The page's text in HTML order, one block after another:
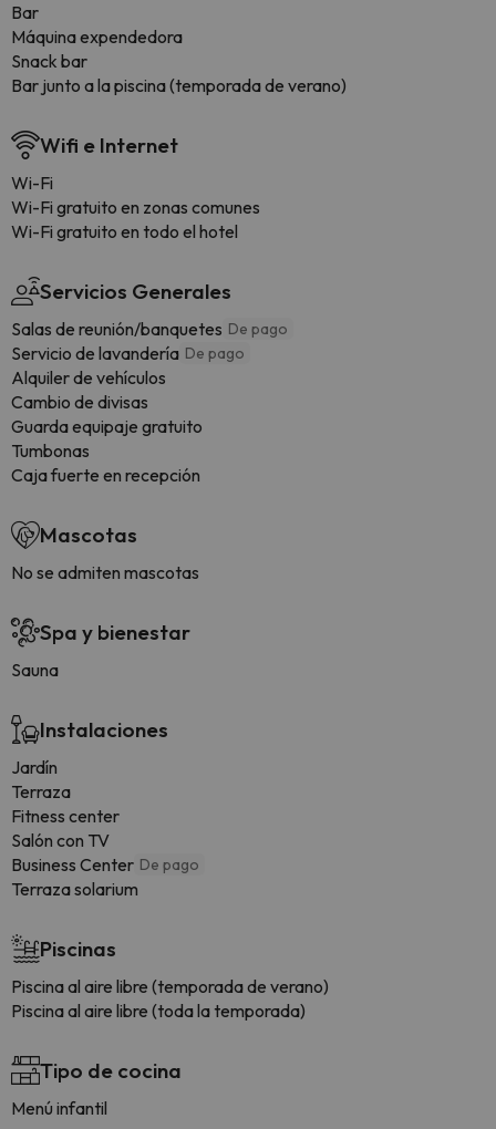
Bar
Máquina expendedora
Snack bar
Bar junto a la piscina (temporada de verano)
Wifi e Internet
Wi-Fi
Wi-Fi gratuito en zonas comunes
Wi-Fi gratuito en todo el hotel
Servicios Generales
Salas de reunión/banquetes De pago
Servicio de lavandería De pago
Alquiler de vehículos
Cambio de divisas
Guarda equipaje gratuito
Tumbonas
Caja fuerte en recepción
Mascotas
No se admiten mascotas
Spa y bienestar
Sauna
Instalaciones
Jardín
Terraza
Fitness center
Salón con TV
Business Center De pago
Terraza solarium
Piscinas
Piscina al aire libre (temporada de verano)
Piscina al aire libre (toda la temporada)
Tipo de cocina
Menú infantil